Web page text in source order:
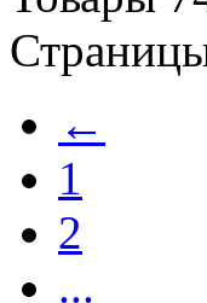
←
1
2
...